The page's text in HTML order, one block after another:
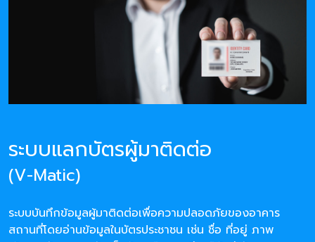
ระบบแลกบัตรผู้มาติดต่อ
(V-Matic)
ระบบบันทึกข้อมูลผู้มาติดต่อเพื่อความปลอดภัยของอาคาร
สถานที่โดยอ่านข้อมูลในบัตรประชาชน เช่น ชื่อ ที่อยู่ ภาพ